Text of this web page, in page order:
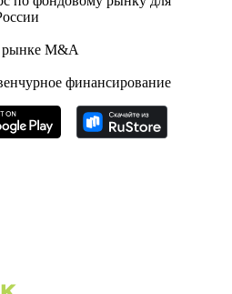
рынке M&A
финансирование